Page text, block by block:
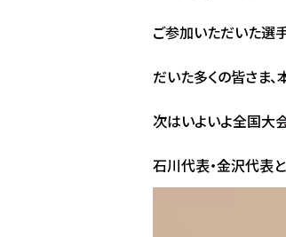
ご参加いただいた選
だいた多くの皆さま
次はいよいよ全国大
石川代表・金沢代表